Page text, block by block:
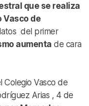
que se realiza
Vasco de
del primer
aumenta de cara
Colegio Vasco de
Arias , 4 de